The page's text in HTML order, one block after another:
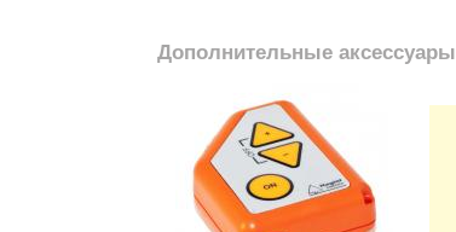
Дополнительные аксессуары